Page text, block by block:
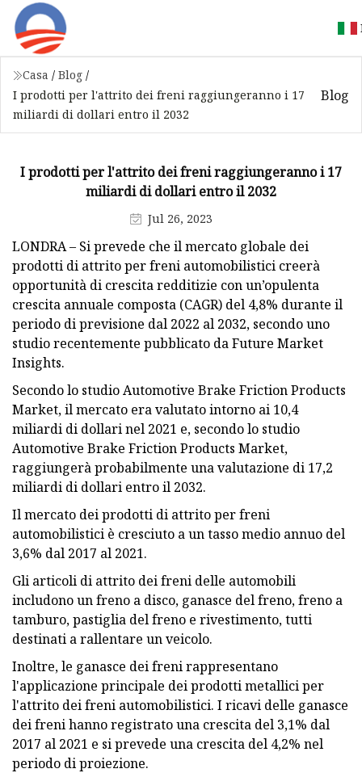
Casa / Blog /
I prodotti per l'attrito dei freni raggiungeranno i 17
miliardi di dollari entro il 2032
Blog
I prodotti per l'attrito dei freni raggiungeranno i 17
miliardi di dollari entro il 2032
Jul 26, 2023
LONDRA – Si prevede che il mercato globale dei
prodotti di attrito per freni automobilistici creerà
opportunità di crescita redditizie con un’opulenta
crescita annuale composta (CAGR) del 4,8% durante il
periodo di previsione dal 2022 al 2032, secondo uno
studio recentemente pubblicato da Future Market
Insights.
Secondo lo studio Automotive Brake Friction Products
Market, il mercato era valutato intorno ai 10,4
miliardi di dollari nel 2021 e, secondo lo studio
Automotive Brake Friction Products Market,
raggiungerà probabilmente una valutazione di 17,2
miliardi di dollari entro il 2032.
Il mercato dei prodotti di attrito per freni
automobilistici è cresciuto a un tasso medio annuo del
3,6% dal 2017 al 2021.
Gli articoli di attrito dei freni delle automobili
includono un freno a disco, ganasce del freno, freno a
tamburo, pastiglia del freno e rivestimento, tutti
destinati a rallentare un veicolo.
Inoltre, le ganasce dei freni rappresentano
l'applicazione principale dei prodotti metallici per
l'attrito dei freni automobilistici. I ricavi delle ganasce
dei freni hanno registrato una crescita del 3,1% dal
2017 al 2021 e si prevede una crescita del 4,2% nel
periodo di proiezione.